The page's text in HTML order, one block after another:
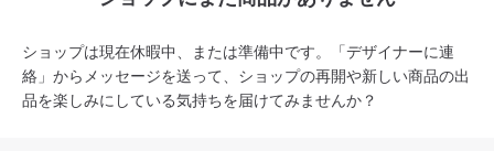
ショップは現在休暇中、または準備中です。「デザイナーに連
絡」からメッセージを送って、ショップの再開や新しい商品の出
品を楽しみにしている気持ちを届けてみませんか？